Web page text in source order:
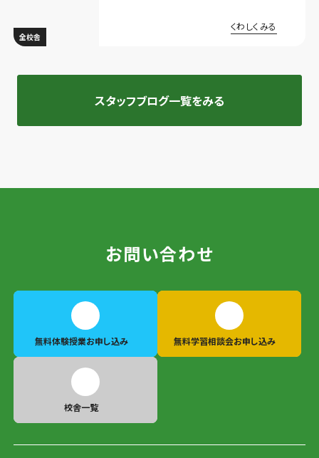
全校舎
くわしくみる
スタッフブログ一覧をみる
お問い合わせ
無料体験授業お申し込み 無料学習相談会お申し込み
校舎一覧